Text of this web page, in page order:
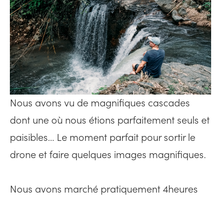
Nous avons vu de magnifiques cascades
dont une où nous étions parfaitement seuls et
paisibles… Le moment parfait pour sortir le
drone et faire quelques images magnifiques.
Nous avons marché pratiquement 4heures